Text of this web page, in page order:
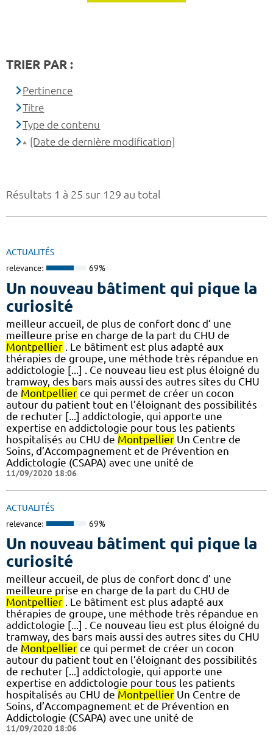
Résultats 1 à 25 sur 129 au total
ACTUALITÉS
relevance: 69%
Un nouveau bâtiment qui pique la
curiosité
meilleur accueil, de plus de confort donc d’ une
meilleure prise en charge de la part du CHU de
Montpellier . Le bâtiment est plus adapté aux
thérapies de groupe, une méthode très répandue en
addictologie [...] . Ce nouveau lieu est plus éloigné du
tramway, des bars mais aussi des autres sites du CHU
de Montpellier ce qui permet de créer un cocon
autour du patient tout en l’éloignant des possibilités
de rechuter [...] addictologie, qui apporte une
expertise en addictologie pour tous les patients
hospitalisés au CHU de Montpellier Un Centre de
Soins, d’Accompagnement et de Prévention en
Addictologie (CSAPA) avec une unité de
11/09/2020 18:06
ACTUALITÉS
relevance: 69%
Un nouveau bâtiment qui pique la
curiosité
meilleur accueil, de plus de confort donc d’ une
meilleure prise en charge de la part du CHU de
Montpellier . Le bâtiment est plus adapté aux
thérapies de groupe, une méthode très répandue en
addictologie [...] . Ce nouveau lieu est plus éloigné du
tramway, des bars mais aussi des autres sites du CHU
de Montpellier ce qui permet de créer un cocon
autour du patient tout en l’éloignant des possibilités
de rechuter [...] addictologie, qui apporte une
expertise en addictologie pour tous les patients
hospitalisés au CHU de Montpellier Un Centre de
Soins, d’Accompagnement et de Prévention en
Addictologie (CSAPA) avec une unité de
11/09/2020 18:06
TRIER PAR :
Pertinence
Titre
Type de contenu
[Date de dernière modification]